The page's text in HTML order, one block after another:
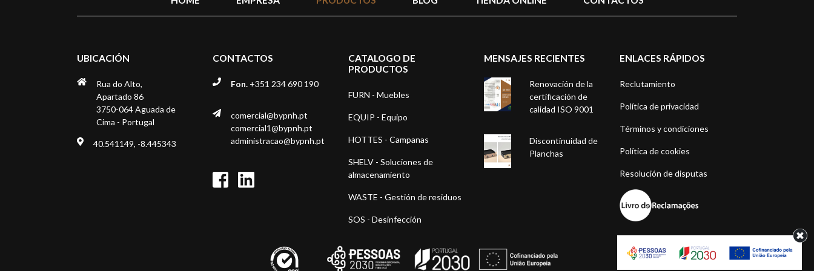
UBICACIÓN
Rua do Alto,
Apartado 86
3750-064 Aguada de
Cima - Portugal
40.541149, -8.445343
CONTACTOS
Fon. +351 234 690 190
comercial@bypnh.pt
comercial1@bypnh.pt
administracao@bypnh.pt
CATALOGO DE
PRODUCTOS
FURN - Muebles
EQUIP - Equipo
HOTTES - Campanas
SHELV - Soluciones de
almacenamiento
WASTE - Gestión de residuos
SOS - Desinfección
MENSAJES RECIENTES
Renovación de la
certificación de
calidad ISO 9001
Discontinuidad de
Planchas
ENLACES RÁPIDOS
Reclutamiento
Política de privacidad
Términos y condiciones
Política de cookies
Resolución de disputas